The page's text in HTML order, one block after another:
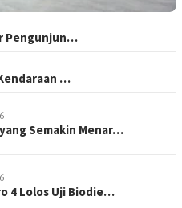
Pengunjun…
…
Semakin Menar…
4 Lolos Uji Biodie…